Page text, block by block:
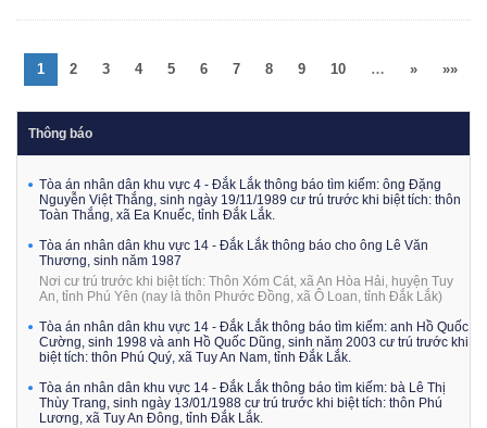
1 2 3 4 5 6 7 8 9 10 … » »»
Thông báo
Tòa án nhân dân khu vực 4 - Đắk Lắk thông báo tìm kiếm: ông Đặng
Nguyễn Việt Thắng, sinh ngày 19/11/1989 cư trú trước khi biệt tích: thôn
Toàn Thắng, xã Ea Knuếc, tỉnh Đắk Lắk.
Tòa án nhân dân khu vực 14 - Đắk Lắk thông báo cho ông Lê Văn
Thương, sinh năm 1987
Nơi cư trú trước khi biệt tích: Thôn Xóm Cát, xã An Hòa Hải, huyện Tuy
An, tỉnh Phú Yên (nay là thôn Phước Đồng, xã Ô Loan, tỉnh Đắk Lắk)
Tòa án nhân dân khu vực 14 - Đắk Lắk thông báo tìm kiếm: anh Hồ Quốc
Cường, sinh 1998 và anh Hồ Quốc Dũng, sinh năm 2003 cư trú trước khi
biệt tích: thôn Phú Quý, xã Tuy An Nam, tỉnh Đắk Lắk.
Tòa án nhân dân khu vực 14 - Đắk Lắk thông báo tìm kiếm: bà Lê Thị
Thùy Trang, sinh ngày 13/01/1988 cư trú trước khi biệt tích: thôn Phú
Lương, xã Tuy An Đông, tỉnh Đắk Lắk.